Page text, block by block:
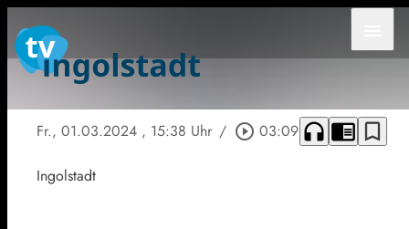
Fr., 01.03.2024 , 15:38 Uhr / play_circle_outline 03:09 headphones chrome_reader_mode bookmark_border
Ingolstadt